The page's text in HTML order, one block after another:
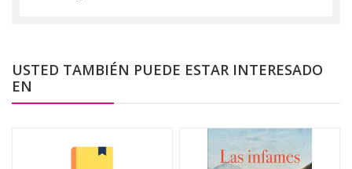
USTED TAMBIÉN PUEDE ESTAR INTERESADO
EN